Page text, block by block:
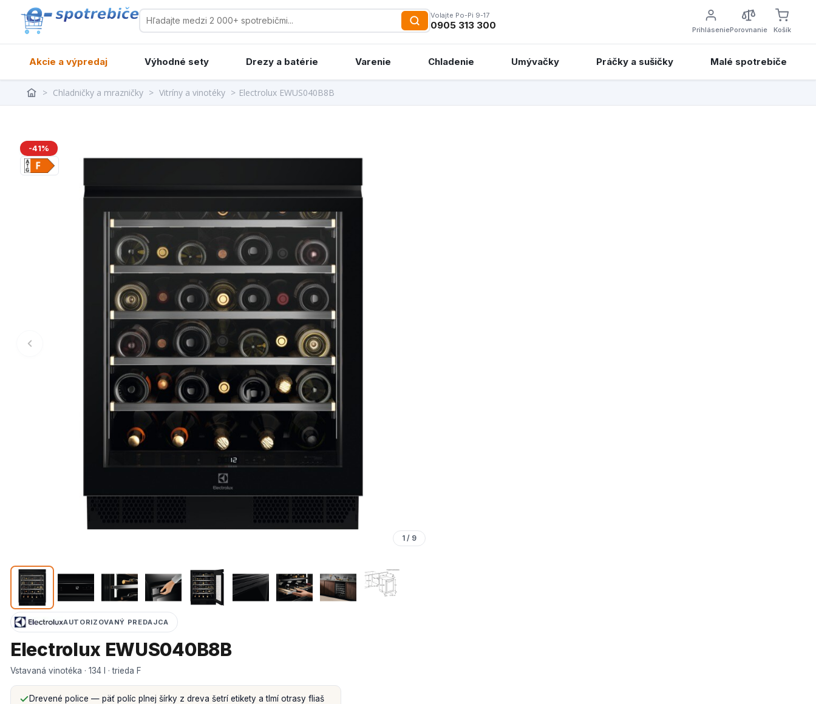
Volajte Po-Pi 9-17
0905 313 300 PrihláseniePorovnanie Košík
Akcie a výpredaj Výhodné sety Drezy a batérie Varenie Chladenie Umývačky Práčky a sušičky Malé spotrebiče
> Chladničky a mrazničky > Vitríny a vinotéky > Electrolux EWUS040B8B
-41%
1 / 9
AUTORIZOVANÝ PREDAJCA
Electrolux EWUS040B8B
Vstavaná vinotéka · 134 l · trieda F
Drevené police — päť políc plnej šírky z dreva šetrí etikety a tlmí otrasy fliaš